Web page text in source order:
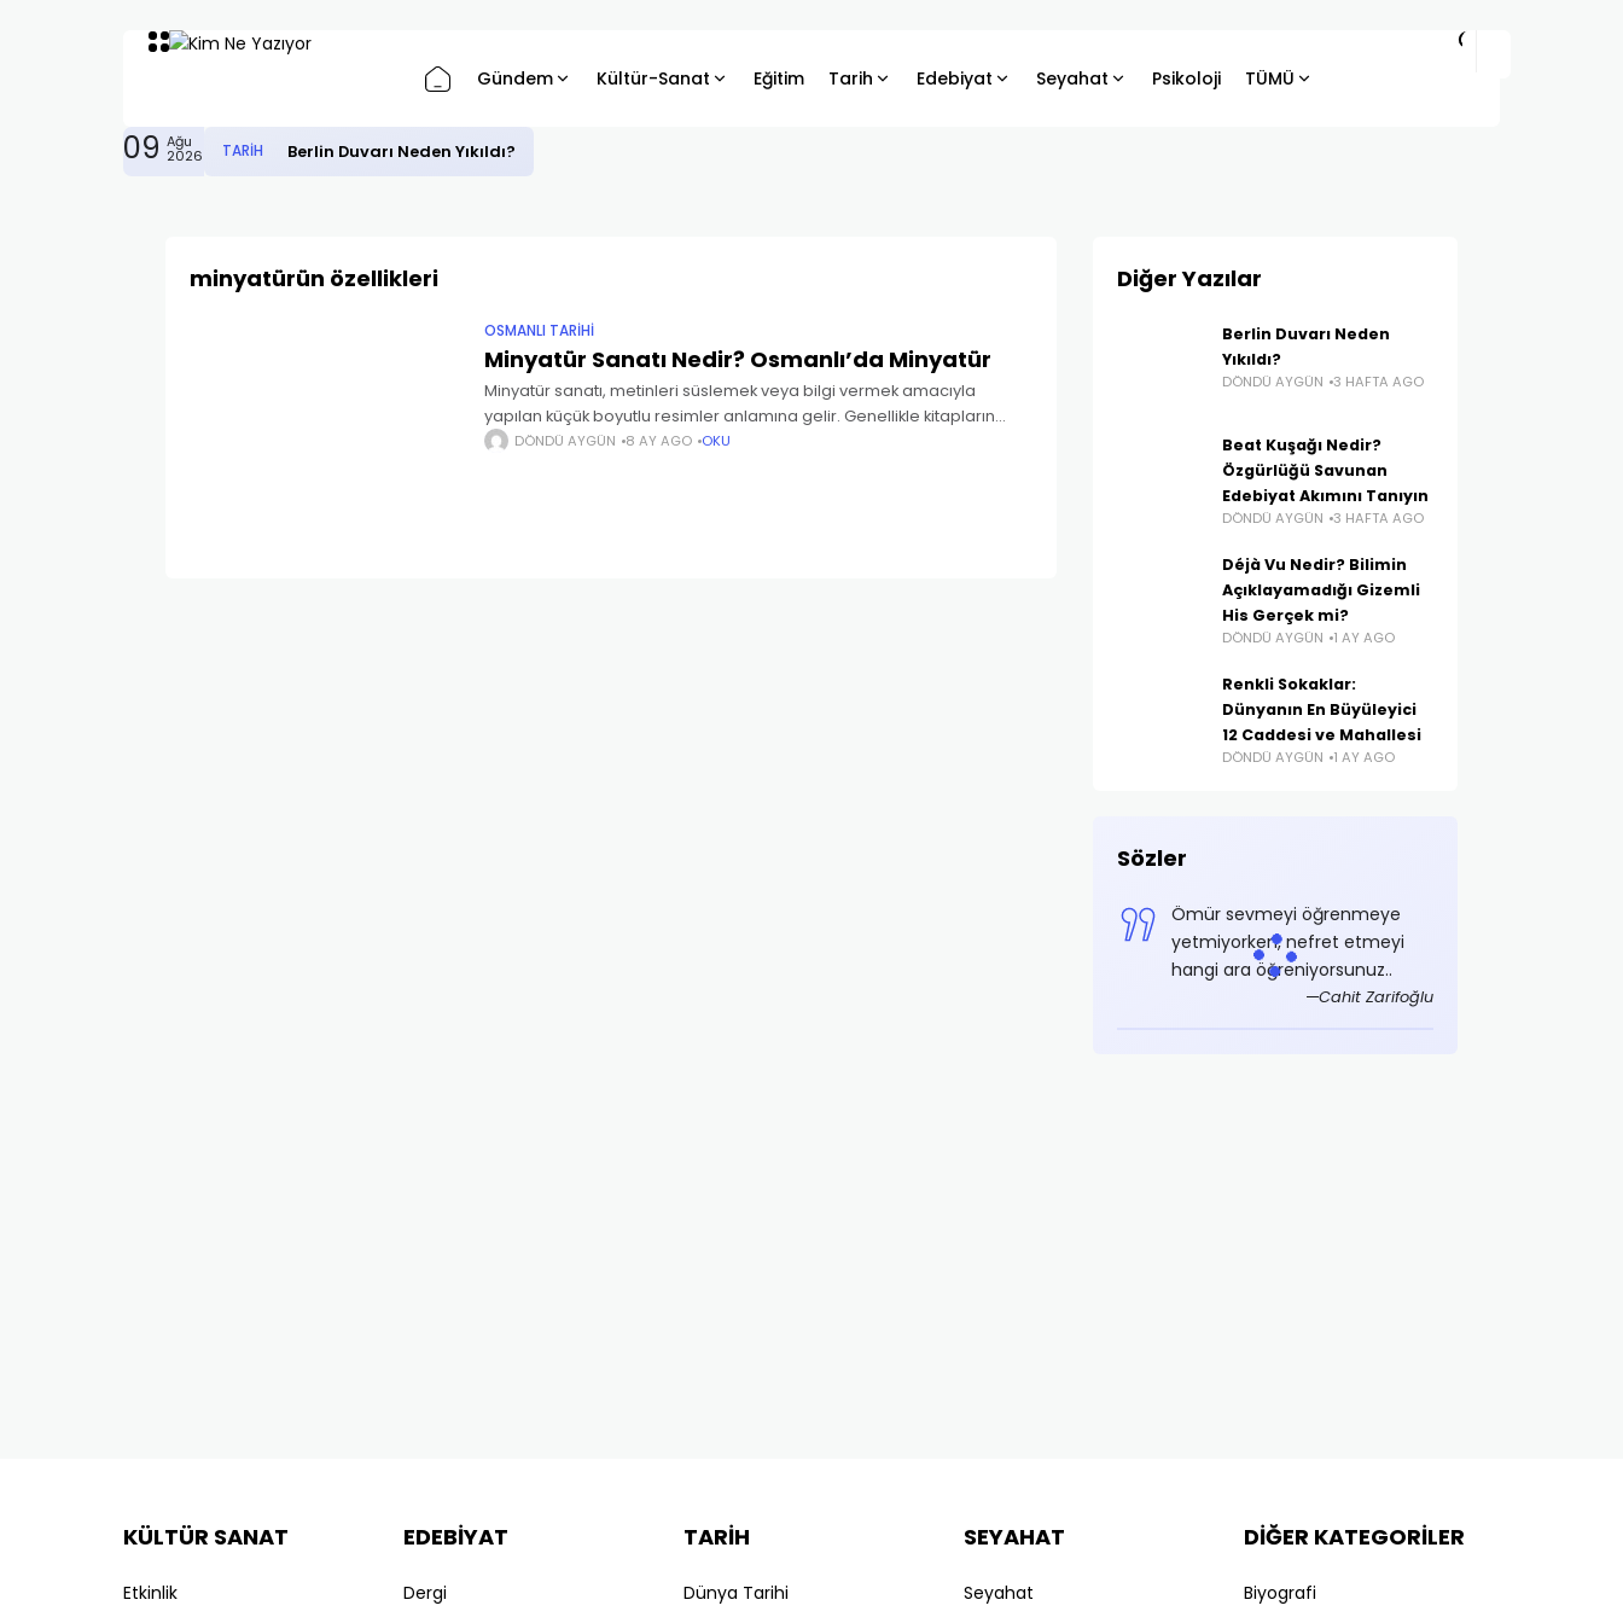
Gündem Kültür-Sanat Eğitim Tarih Edebiyat Seyahat Psikoloji TÜMÜ
09 Ağu
2026 TARIH Berlin Duvarı Neden Yıkıldı?
minyatürün özellikleri
OSMANLI TARIHI
Minyatür Sanatı Nedir? Osmanlı’da Minyatür
Minyatür sanatı, metinleri süslemek veya bilgi vermek amacıyla
yapılan küçük boyutlu resimler anlamına gelir. Genellikle kitapların
içine çizilen bu resimler; renkli, detaylı ve sembolik özellikleriyle dikkat
DÖNDÜ AYGÜN 8 AY AGO OKU
Diğer Yazılar
Berlin Duvarı Neden
Yıkıldı?
DÖNDÜ AYGÜN 3 HAFTA AGO
Beat Kuşağı Nedir?
Özgürlüğü Savunan
Edebiyat Akımını Tanıyın
DÖNDÜ AYGÜN 3 HAFTA AGO
Déjà Vu Nedir? Bilimin
Açıklayamadığı Gizemli
His Gerçek mi?
DÖNDÜ AYGÜN 1 AY AGO
Renkli Sokaklar:
Dünyanın En Büyüleyici
12 Caddesi ve Mahallesi
DÖNDÜ AYGÜN 1 AY AGO
Sözler
Ömür sevmeyi öğrenmeye
yetmiyorken, nefret etmeyi
hangi ara öğreniyorsunuz..
Cahit Zarifoğlu
KÜLTÜR SANAT
Etkinlik
EDEBİYAT
Dergi
TARİH
Dünya Tarihi
SEYAHAT
Seyahat
DİĞER KATEGORİLER
Biyografi